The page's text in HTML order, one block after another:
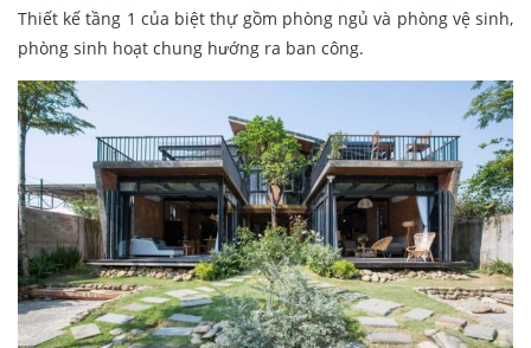
Thiết kế tầng 1 của biệt thự gồm phòng ngủ và phòng vệ sinh,
phòng sinh hoạt chung hướng ra ban công.